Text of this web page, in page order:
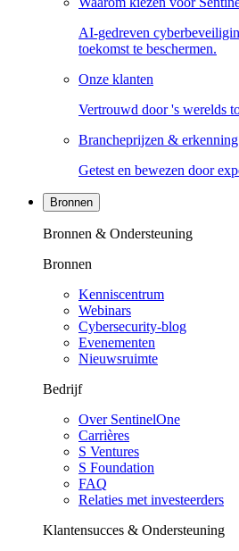
AI-gedreven
toekomst te beschermen.
Onze klanten
Vertrouwd door 's werelds
Brancheprijzen & erkenning
Getest en bewezen door
Bronnen
Bronnen & Ondersteuning
Bronnen
Kenniscentrum
Webinars
Cybersecurity-blog
Evenementen
Nieuwsruimte
Bedrijf
Over SentinelOne
Carrières
S Ventures
S Foundation
FAQ
Relaties met investeerders
Klantensucces & Ondersteuning